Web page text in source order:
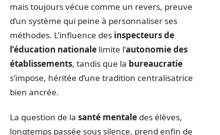
mais toujours vécue comme un revers, preuve
d’un système qui peine à personnaliser ses
méthodes. L’influence des inspecteurs de
l’éducation nationale limite l’autonomie des
établissements, tandis que la bureaucratie
s’impose, héritée d’une tradition centralisatrice
bien ancrée.
La question de la santé mentale des élèves,
longtemps passée sous silence, prend enfin de